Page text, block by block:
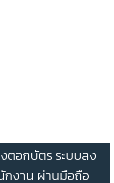
ตอกบัตร ระบบลง
กงาน ผ่านมือถือ